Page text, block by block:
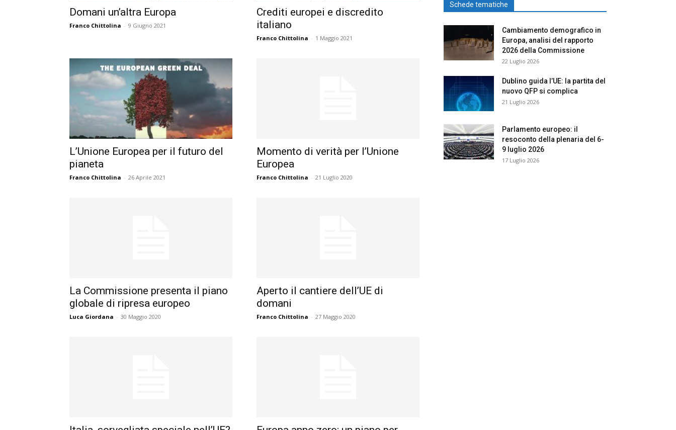
Domani un’altra Europa
Franco Chittolina - 9 Giugno 2021
Crediti europei e discredito
italiano
Franco Chittolina - 1 Maggio 2021
L’Unione Europea per il futuro del
pianeta
Franco Chittolina - 26 Aprile 2021
Momento di verità per l’Unione
Europea
Franco Chittolina - 21 Luglio 2020
La Commissione presenta il piano
globale di ripresa europeo
Luca Giordana - 30 Maggio 2020
Aperto il cantiere dell’UE di
domani
Franco Chittolina - 27 Maggio 2020
Schede tematiche
Cambiamento demografico in
Europa, analisi del rapporto
2026 della Commissione
22 Luglio 2026
Dublino guida l’UE: la partita del
nuovo QFP si complica
21 Luglio 2026
Parlamento europeo: il
resoconto della plenaria del 6-
9 luglio 2026
17 Luglio 2026